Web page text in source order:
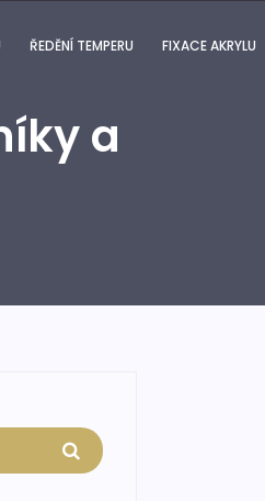
ŘEDĚNÍ TEMPERU FIXACE AKRYLU
a